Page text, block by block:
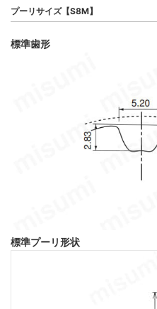
プーリサイズ【S8M】
標準歯形
標準プーリ形状